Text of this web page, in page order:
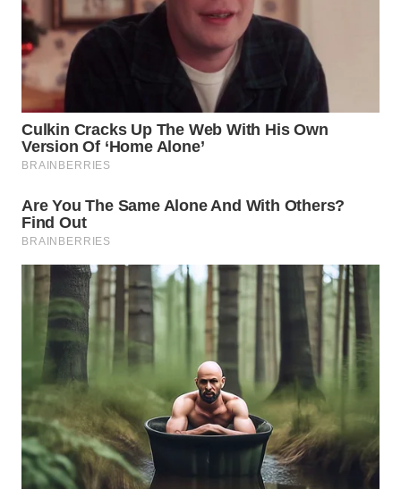
SUKABUMI
WN
PURWAKARTA
WN
PRIANGAN
TIMUR
WN
SEMARANG
WN
SOLO
WN
WN
MADURA
WN